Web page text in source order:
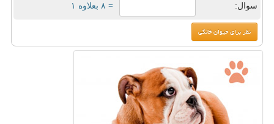
سوال: = ۸ بعلاوه ۱